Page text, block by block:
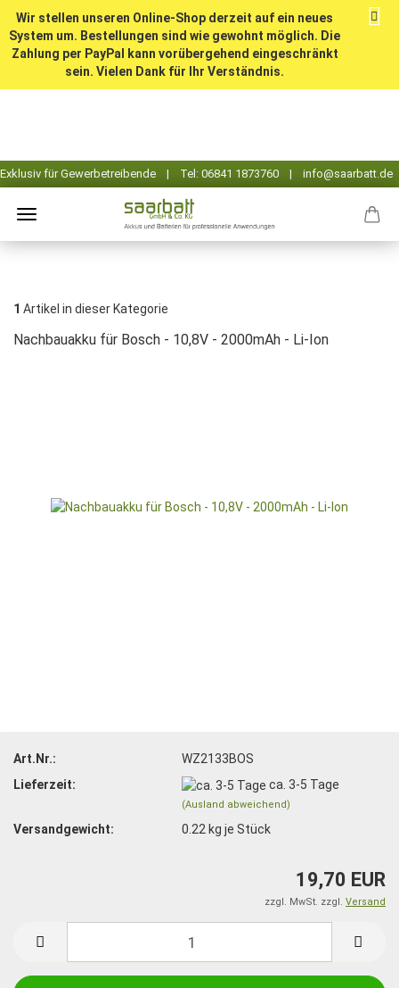
Wir stellen unseren Online-Shop derzeit auf ein neues
System um. Bestellungen sind wie gewohnt möglich. Die
Zahlung per PayPal kann vorübergehend eingeschränkt
sein. Vielen Dank für Ihr Verständnis.
1 Artikel in dieser Kategorie
Nachbauakku für Bosch - 10,8V - 2000mAh - Li-Ion
Art.Nr.:
WZ2133BOS
Lieferzeit:
ca. 3-5 Tage
(Ausland abweichend)
Versandgewicht: 0.22 kg je Stück
19,70 EUR
zzgl. MwSt. zzgl. Versand